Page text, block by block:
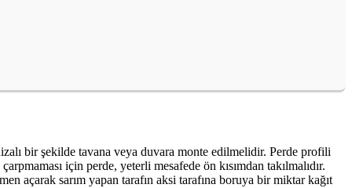
bir şekilde tavana veya duvara monte edilmelidir. Perde profili
için perde, yeterli mesafede ön kısımdan takılmalıdır.
açarak sarım yapan tarafın aksi tarafına boruya bir miktar kağıt